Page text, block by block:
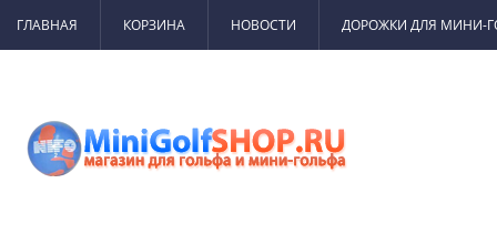
ГЛАВНАЯ КОРЗИНА НОВОСТИ ДОРОЖКИ ДЛЯ МИНИ-